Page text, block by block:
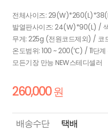
전체사이즈:
발열판사이즈: 24(W)*90(L) /
무게: 225g (전원코드제외) / 코
온도범위: 100 ~ 200(℃) / 11단계
모든기장 만능 NEW스테디셀러
260,000원
배송수단 택배